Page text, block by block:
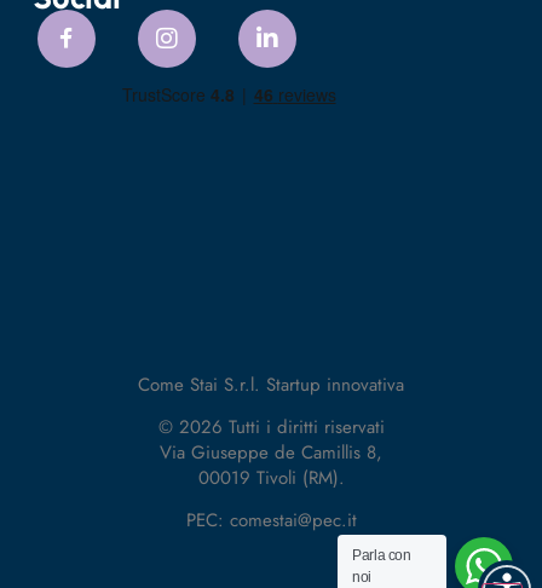
Come Stai S.r.l. Startup innovativa
© 2026 Tutti i diritti riservati
Via Giuseppe de Camillis 8,
00019 Tivoli (RM).
PEC: comestai@pec.it
Parla con
noi